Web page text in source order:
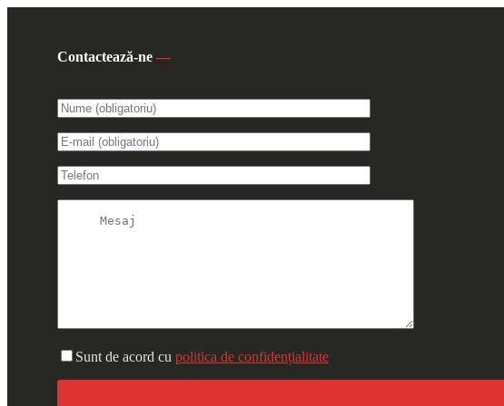
Contactează-ne —
Sunt de acord cu politica de confidențialitate